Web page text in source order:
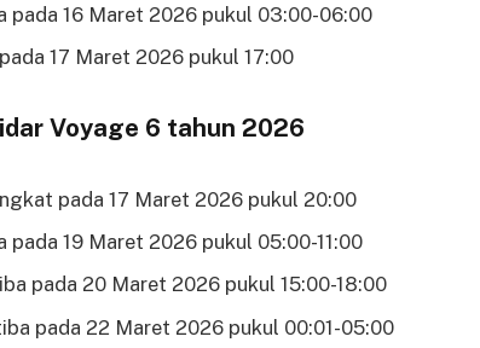
pada 16 Maret 2026 pukul 03:00-06:00
17 Maret 2026 pukul 17:00
Voyage 6 tahun 2026
pada 17 Maret 2026 pukul 20:00
pada 19 Maret 2026 pukul 05:00-11:00
pada 20 Maret 2026 pukul 15:00-18:00
pada 22 Maret 2026 pukul 00:01-05:00